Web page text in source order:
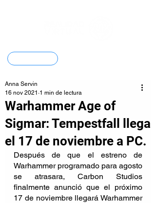
Warhammer Age of
Sigmar: Tempestfall llega
el 17 de noviembre a PC.
Anna Servin
16 nov 2021 1 min de lectura
Después de que el estreno de
Warhammer programado para agosto
se atrasara, Carbon Studios
finalmente anunció que el próximo
17 de noviembre llegará Warhammer